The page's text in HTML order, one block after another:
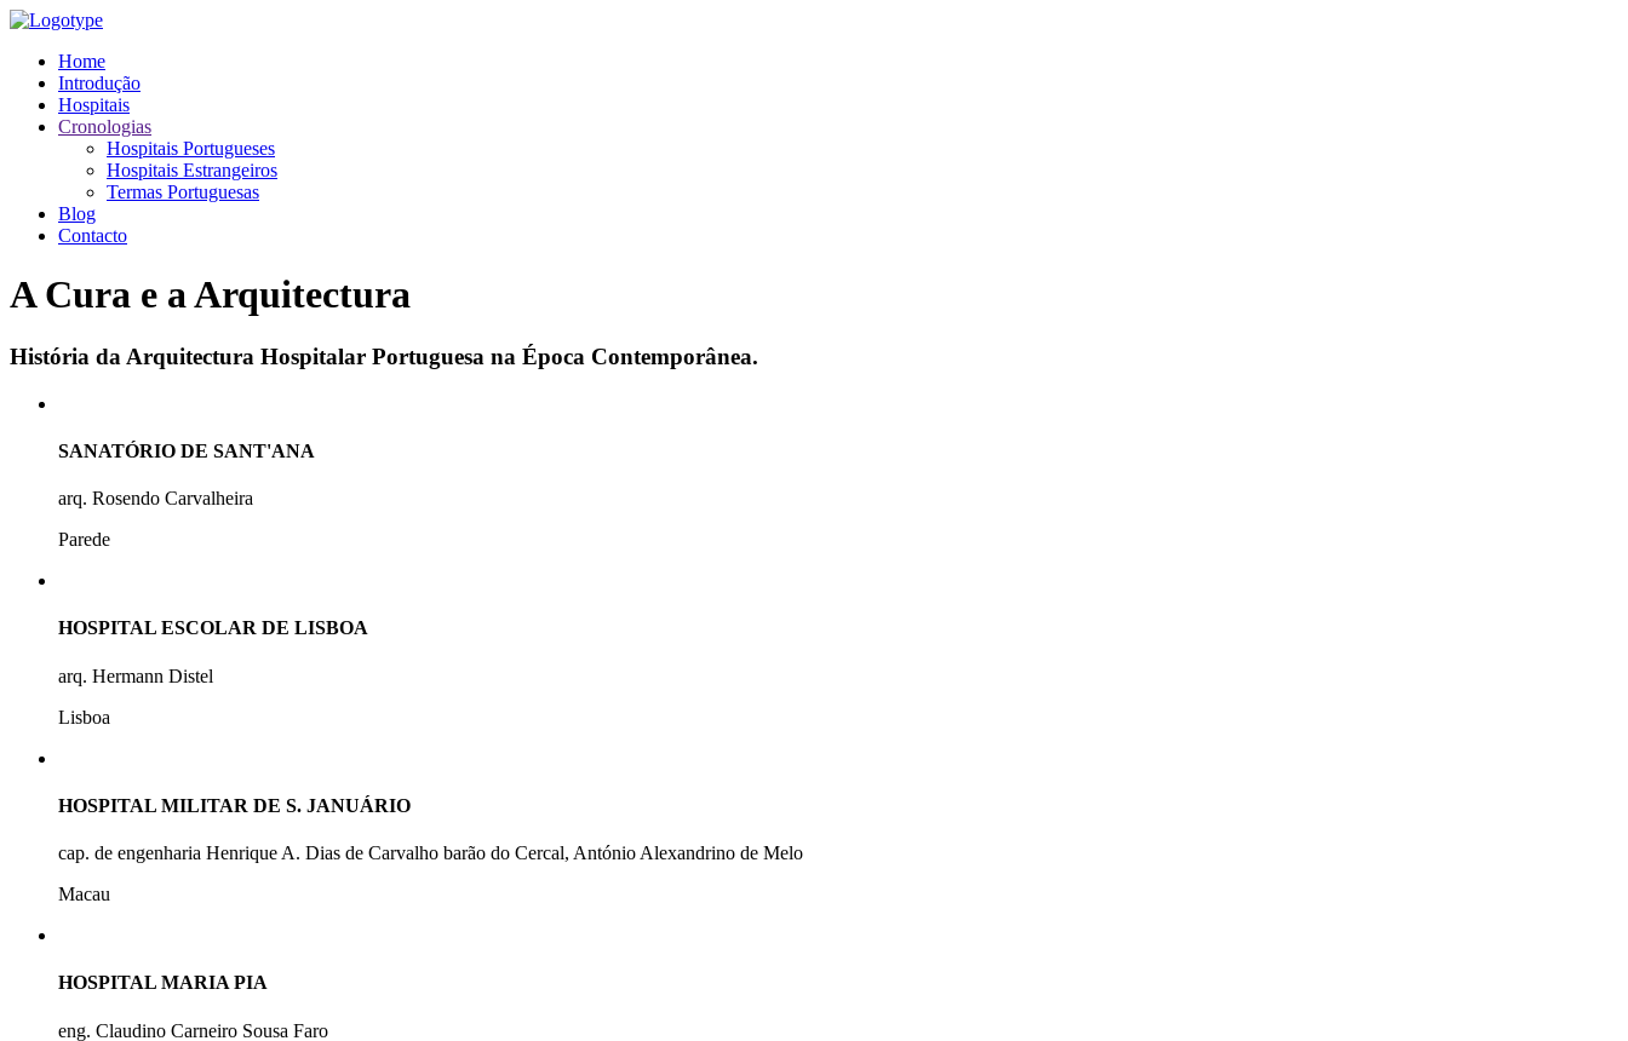
Home
Introdução
Hospitais
Cronologias
Hospitais Portugueses
Hospitais Estrangeiros
Termas Portuguesas
Blog
Contacto
A Cura e a Arquitectura
História da Arquitectura Hospitalar Portuguesa na Época Contemporânea.
SANATÓRIO DE SANT'ANA
arq. Rosendo Carvalheira
Parede
HOSPITAL ESCOLAR DE LISBOA
arq. Hermann Distel
Lisboa
HOSPITAL MILITAR DE S. JANUÁRIO
cap. de engenharia Henrique A. Dias de Carvalho barão do Cercal, António Alexandrino de Melo
Macau
HOSPITAL MARIA PIA
eng. Claudino Carneiro Sousa Faro